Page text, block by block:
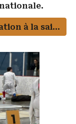
Inscription au Camp de préparation à la saison 2026-2027